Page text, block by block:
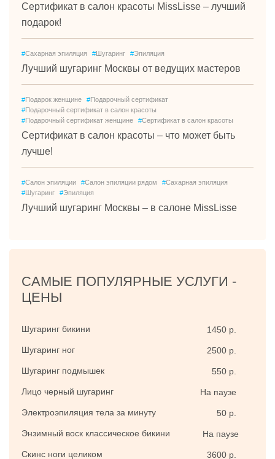
Сертификат в салон красоты MissLisse – лучший
подарок!
#Сахарная эпиляция #Шугаринг #Эпиляция
Лучший шугаринг Москвы от ведущих мастеров
#Подарок женщине #Подарочный сертификат
#Подарочный сертификат в салон красоты
#Подарочный сертификат женщине #Сертификат в салон красоты
Сертификат в салон красоты – что может быть
лучше!
#Салон эпиляции #Салон эпиляции рядом #Сахарная эпиляция
#Шугаринг #Эпиляция
Лучший шугаринг Москвы – в салоне MissLisse
САМЫЕ ПОПУЛЯРНЫЕ УСЛУГИ -
ЦЕНЫ
Шугаринг бикини 1450 р.
Шугаринг ног 2500 р.
Шугаринг подмышек 550 р.
Лицо черный шугаринг На паузе
Электроэпиляция тела за минуту 50 р.
Энзимный воск классическое бикини На паузе
Скинс ноги целиком 3600 р.